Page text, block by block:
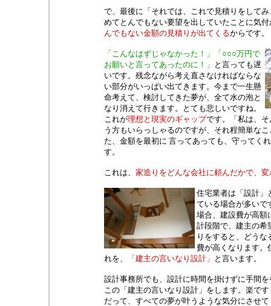
で、最後に「それでは、これで見積りをして
めてとんでもない要望を出していたことに気
んでもない金額の見積りが出てくるからです。
「こんなはずじゃなかった！」「○○○万円で
お願いと言ってあったのに！」 と言っても遅
いです。残念ながら考え直さなければならな
い部分がいっぱい出てきます。今まで一生懸
命考えて、検討してきた夢が、全て水の泡と
なり消えて行きます。とても悲しいですね。
これが理想と現実のギャップです。「私は、
う方もいらっしゃるのですが、それ程簡単な
た、金額を最初に 言ってあっても、守ってく
す。
これは、 家造りをどんな会社に頼んだかで、
住宅業者は「設計」
ている場合が多いで
場合、建設費が高額
計段階で、建主の希
りをすると、どう
費が高くなります。
れを、
「建主の言いなり設計」 と言います。
設計事務所でも、設計に時間を掛けずに手間
この「建主の言いなり設計」をします。楽で
だって、すべての夢が叶うような気分にさせ